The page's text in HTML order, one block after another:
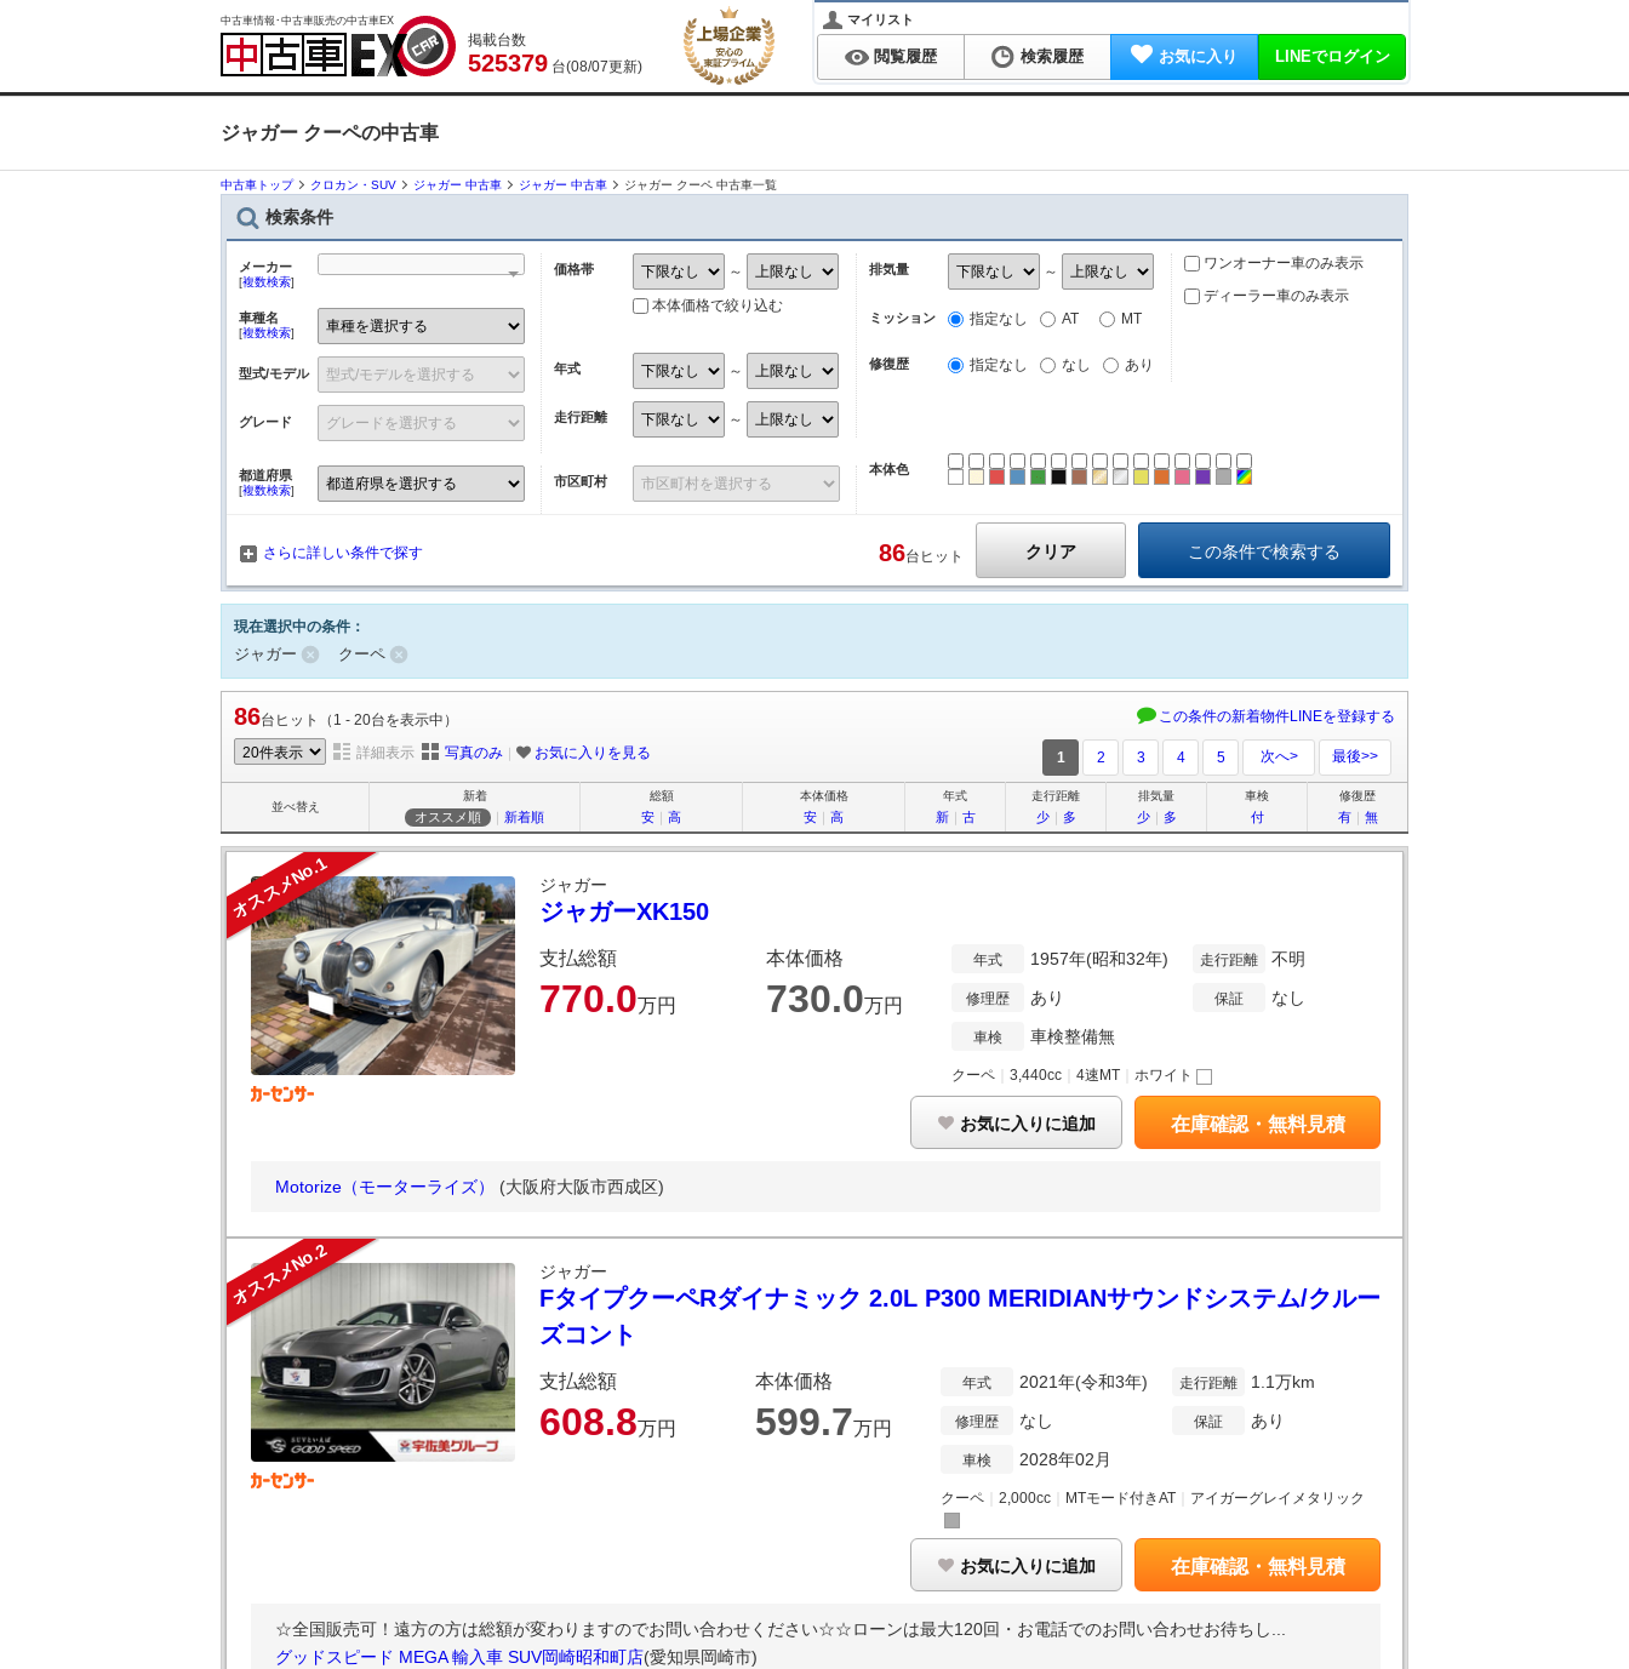
中古車情報･中古車販売の中古車EX
掲載台数
525379 台(08/07更新)
マイリスト
閲覧履歴 検索履歴 お気に入り LINEでログイン
ジャガー クーペの中古車
中古車トップ クロカン・SUV ジャガー 中古車 ジャガー 中古車 ジャガー クーペ 中古車一覧
検索条件
メーカー
[複数検索]
車種名
[複数検索]
型式/モデル
グレード
価格帯 ～
本体価格で絞り込む
年式 ～
走行距離 ～
排気量 ～
ミッション 指定なし AT MT
修復歴 指定なし なし あり
ワンオーナー車のみ表示
ディーラー車のみ表示
都道府県
[複数検索]
市区町村
本体色
レッドブルーグリーン
ブラック
ブラウンゴールド パープル
グレー
さらに詳しい条件で探す クリア
86台ヒット
現在選択中の条件：
ジャガー クーペ
86台ヒット（1 - 20台を表示中） この条件の新着物件LINEを登録する
詳細表示 写真のみ ｜ お気に入りを見る 1 2 3 4 5 次へ> 最後>>
並べ替え
新着
オススメ順 ｜ 新着順
総額
安 ｜ 高
本体価格
安 ｜ 高
年式
新｜ 古
走行距離
少｜ 多
排気量
少｜ 多
車検
付
修復歴
有｜ 無
オススメNo.1 ジャガー
ジャガーXK150
支払総額
770.0万円
本体価格
730.0万円
年式 1957年(昭和32年)
修理歴 あり
車検 車検整備無
走行距離 不明
保証 なし
クーペ 3,440cc 4速MT ホワイト
お気に入りに追加 在庫確認・無料見積
Motorize（モーターライズ） (大阪府大阪市西成区)
オススメNo.2 ジャガー
FタイプクーペRダイナミック 2.0L P300 MERIDIANサウンドシステム/クルー
ズコント
支払総額
608.8万円
本体価格
599.7万円
年式 2021年(令和3年)
修理歴 なし
車検 2028年02月
走行距離 1.1万km
保証 あり
クーペ｜ 2,000cc｜ MTモード付きAT｜ アイガーグレイメタリック
お気に入りに追加 在庫確認・無料見積
☆全国販売可！遠方の方は総額が変わりますのでお問い合わせください☆☆ローンは最大120回・お電話でのお問い合わせお待ちし...
グッドスピード MEGA 輸入車 SUV岡崎昭和町店(愛知県岡崎市)